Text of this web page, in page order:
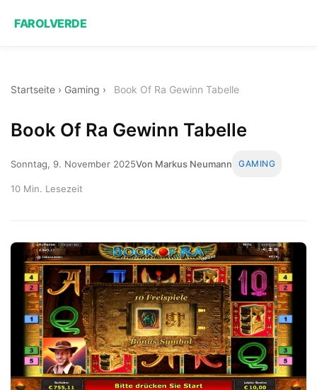
FAROLVERDE
Startseite › Gaming › Book Of Ra Gewinn Tabelle
Book Of Ra Gewinn Tabelle
Sonntag, 9. November 2025Von Markus Neumann GAMING
10 Min. Lesezeit